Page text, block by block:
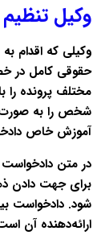
وکیل
وکیلی که اقدام به
حقوقی کامل در
مختلف پرونده را
شخص را به صورت
آموزش خاص
در متن دادخواست
برای جهت دادن
شود. دادخواست
ارائه‌دهنده آن